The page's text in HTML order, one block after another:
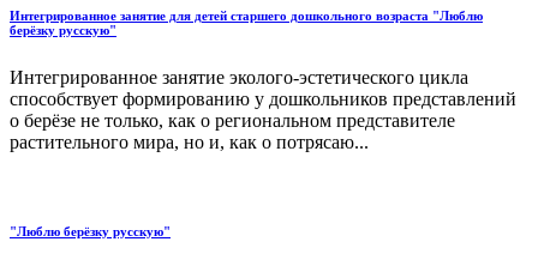
Интегрированное занятие для детей старшего дошкольного возраста "Люблю
берёзку русскую"
Интегрированное занятие эколого-эстетического цикла
способствует формированию у дошкольников представлений
о берёзе не только, как о региональном представителе
растительного мира, но и, как о потрясаю...
"Люблю берёзку русскую"